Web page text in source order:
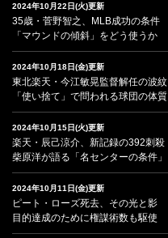
2024年10月22日(火)更新
35歳・菅野智之、MLB成功の条件
「マウンドの傾斜」をどう使うか
2024年10月18日(金)更新
東北楽天・今江敏晃監督解任の波紋
「使い捨て」で問われる球団の体質
2024年10月15日(火)更新
楽天・辰己涼介、新記録の392刺殺
柴原洋が語る「名センターの条件」
2024年10月11日(金)更新
ピート・ローズ死去、その光と影
目的達成のために権謀術数も駆使